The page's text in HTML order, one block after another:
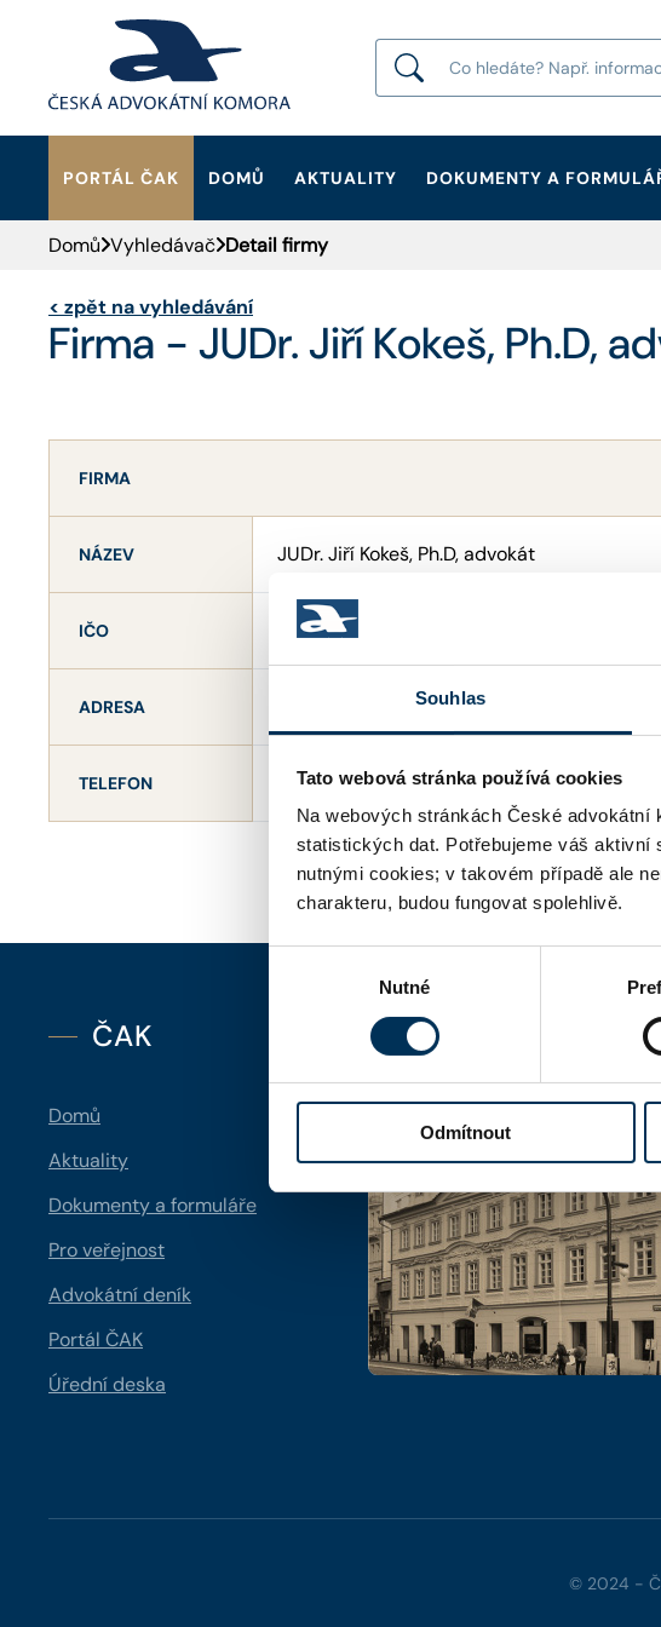
Souhlas
Tato webová stránka používá cookies
Na webových stránkách České
statistických dat. Potřebujeme váš
nutnými cookies; v takovém případě ale
charakteru, budou fungovat spolehlivě.
Nutné
Odmítnout
PORTÁL ČAK DOMŮ AKTUALITY DOKUMENTY A
HLEDAT
Domů Vyhledávač Detail firmy
< zpět na vyhledávání
Firma - JUDr. Jiří Kokeš, Ph.D,
FIRMA
NÁZEV JUDr. Jiří Kokeš, Ph.D, advokát
IČO 71469940
ADRESA Jungmannova 26/15 , 11000 Praha
TELEFON +420 255 706 500
ČAK
Domů
Aktuality
Dokumenty a formuláře
Pro veřejnost
Advokátní deník
Portál ČAK
Úřední deska
Kontakty
© 2024 -